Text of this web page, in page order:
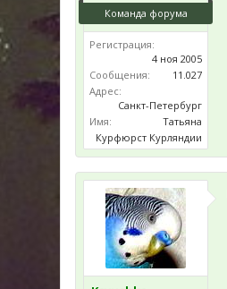
Команда форума
Регистрация:
4 ноя 2005
Сообщения:
11.027
Адрес:
Санкт-Петербург
Имя:
Татьяна
Курфюрст Курляндии